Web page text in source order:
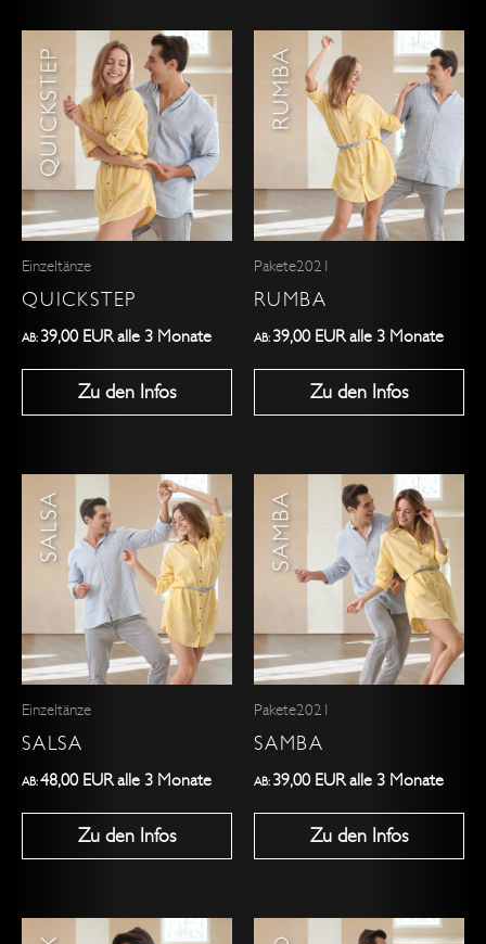
Einzeltänze
QUICKSTEP
AB: 39,00 EURalle 3 Monate
Zu den Infos
Dieses
Produkt
weist
mehrere
Varianten
auf.
Die
Optionen
können
auf
der
Produktseite
gewählt
Pakete2021
RUMBA
AB: 39,00 EURalle 3 Monate
Zu den Infos
Dieses
Produkt
weist
mehrere
auf.
Die
Optionen
können
auf
der
Produktseite
gewählt
Einzeltänze
SALSA
AB:48,00 EURalle 3 Monate
Zu den Infos
Dieses
Produkt
weist
mehrere
Varianten
auf.
Die
Optionen
können
auf
der
Produktseite
gewählt
Pakete2021
SAMBA
AB: 39,00 EURalle 3 Monate
Zu den Infos
Dieses
Produkt
weist
mehrere
auf.
Die
Optionen
können
auf
der
Produktseite
gewählt
Dieses
Dieses